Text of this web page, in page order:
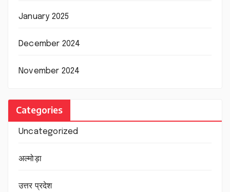
January 2025
December 2024
November 2024
Categories
Uncategorized
अल्मोड़ा
उत्तर प्रदेश